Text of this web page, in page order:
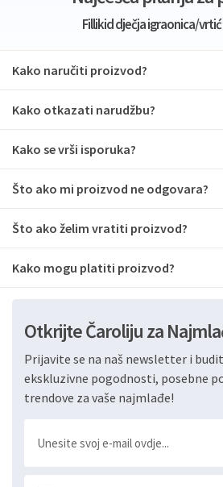
Fillikid dječja igraonica/vrtić
Kako naručiti proizvod?
Kako otkazati narudžbu?
Kako se vrši isporuka?
Što ako mi proizvod ne odgovara?
Što ako želim vratiti proizvod?
Kako mogu platiti proizvod?
Otkrijte Čaroliju za
Prijavite se na naš newsletter i
ekskluzivne pogodnosti, posebne
trendove za vaše najmlađe!